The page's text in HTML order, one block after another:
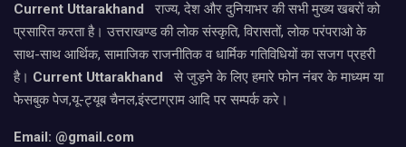
Current Uttarakhand
राज्य, देश और दुनियाभर की सभी मुख्य खबरों को
प्रसारित करता है। उत्तराखण्ड की लोक संस्कृति, विरासतों, लोक परंपराओ के
साथ-साथ आर्थिक, सामाजिक राजनीतिक व धार्मिक गतिविधियों का सजग प्रहरी
है। Current Uttarakhand
से जुड़ने के लिए हमारे फोन नंबर के माध्यम या
फेसबुक पेज,यू-ट्यूब चैनल,इंस्टाग्राम आदि पर सम्पर्क करे।
Email: @gmail.com